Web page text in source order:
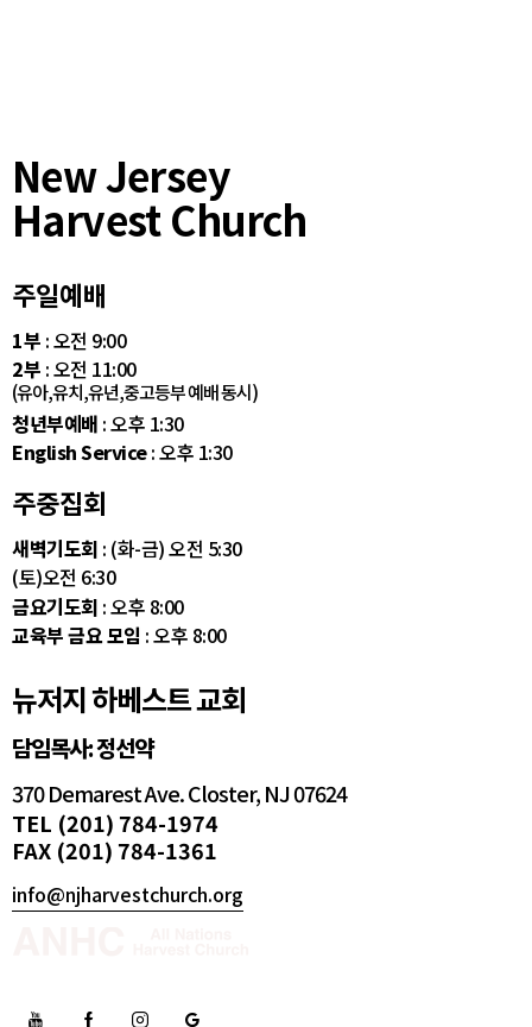
New Jersey
Harvest Church
주일예배
1부 : 오전 9:00
2부 : 오전 11:00
(유아,유치,유년,중고등부 예배 동시)
청년부예배 : 오후 1:30
English Service: 오후 1:30
주중집회
새벽기도회 : (화-금) 오전 5:30
(토)오전 6:30
금요기도회 : 오후 8:00
교육부 금요 모임 : 오후 8:00
뉴저지 하베스트 교회
담임목사: 정선약
370 Demarest Ave. Closter, NJ 07624
TEL (201) 784-1974
FAX (201) 784-1361
info@njharvestchurch.org